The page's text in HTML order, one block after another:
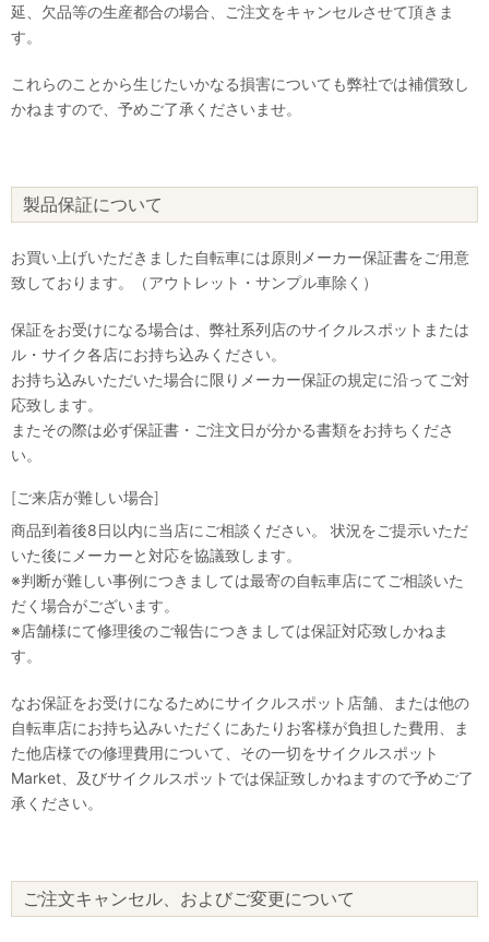
延、欠品等の生産都合の場合、ご注文をキャンセルさせて頂きま
す。
これらのことから生じたいかなる損害についても弊社では補償致し
かねますので、予めご了承くださいませ。
製品保証について
お買い上げいただきました自転車には原則メーカー保証書をご用意
致しております。（アウトレット・サンプル車除く）
保証をお受けになる場合は、弊社系列店のサイクルスポットまたは
ル・サイク各店にお持ち込みください。
お持ち込みいただいた場合に限りメーカー保証の規定に沿ってご対
応致します。
またその際は必ず保証書・ご注文日が分かる書類をお持ちくださ
い。
[ご来店が難しい場合]
商品到着後8日以内に当店にご相談ください。 状況をご提示いただ
いた後にメーカーと対応を協議致します。
※判断が難しい事例につきましては最寄の自転車店にてご相談いた
だく場合がございます。
※店舗様にて修理後のご報告につきましては保証対応致しかねま
す。
なお保証をお受けになるためにサイクルスポット店舗、または他の
自転車店にお持ち込みいただくにあたりお客様が負担した費用、ま
た他店様での修理費用について、その一切をサイクルスポット
Market、及びサイクルスポットでは保証致しかねますので予めご了
承ください。
ご注文キャンセル、およびご変更について